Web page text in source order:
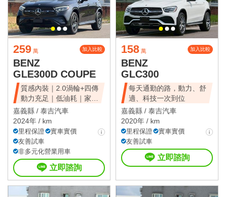
259 萬 加入比較
BENZ
GLE300D COUPE
質感內裝｜2.0渦輪+四傳
動力充足｜低油耗｜家庭
使用與日常代
嘉義縣 / 泰吉汽車
2024年 / km
里程保證
實車實價
友善試車
非多元化營業用車
立即諮詢
158 萬 加入比較
BENZ
GLC300
每天通勤的路，動力、舒
適、科技一次到位
嘉義縣 / 泰吉汽車
2020年 / km
里程保證
實車實價
友善試車
立即諮詢